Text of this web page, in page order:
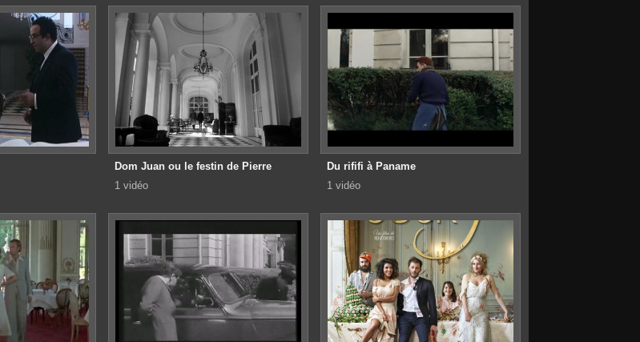
Dom Juan ou le festin de Pierre
1 vidéo
Du rififi à Paname
1 vidéo